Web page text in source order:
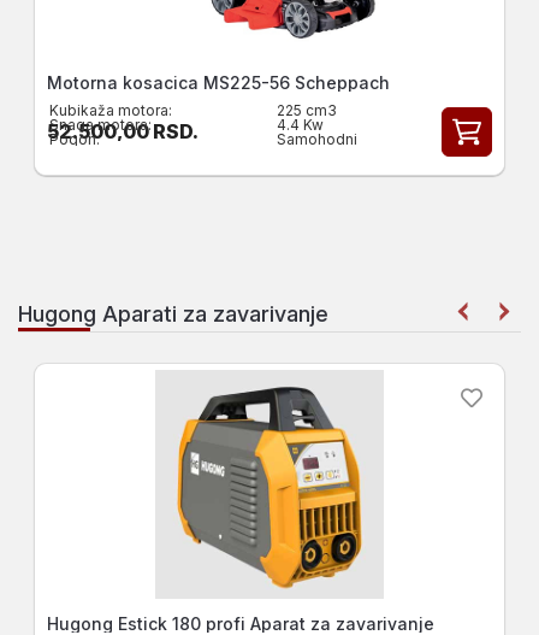
Scheppach motorna kosacica 3.3KS MP132-42
Kubikaža motora:
131 cm3
Snaga motora:
2.4 Kw
Pogon:
Gurajući
19.000,00RSD.
Hugong Aparati za zavarivanje
Hugong ESTICK 200 profi Aparat za varenje